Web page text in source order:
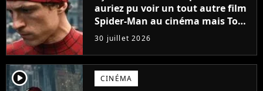
auriez pu voir un tout autre film
Spider-Man au cinéma mais Tom
Holland l'a "détesté"
30 juillet 2026
player2 CINÉMA